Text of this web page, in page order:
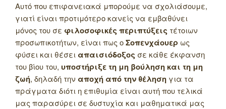
Αυτό που επιφανειακά μπορούμε να σχολιάσουμε,
γιατί είναι προτιμότερο κανείς να εμβαθύνει
μόνος του σε φιλοσοφικές περιπτύξεις τέτοιων
προσωπικοτήτων, είναι πως οΣοπενχάουερ ως
φύσει και θέσει απαισιόδοξος σε κάθε έκφανση
του βίου του, υποστήριξε τη μη βούληση και τη μη
ζωή, δηλαδή την αποχή από την θέληση για τα
πράγματα διότι η επιθυμία είναι αυτή που τελικά
μας παρασύρει σε δυστυχία και μαθηματικά μας